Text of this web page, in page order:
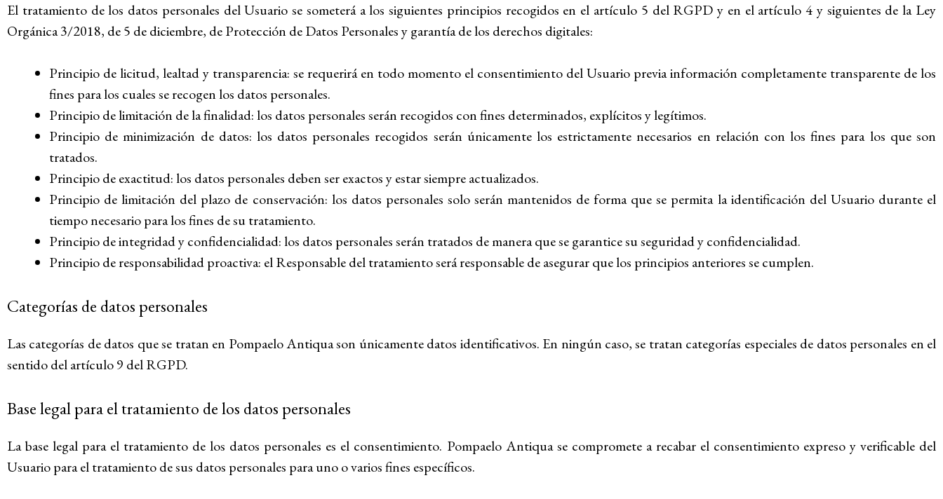
El tratamiento de los datos personales del Usuario se someterá a los siguientes principios recogidos en el artículo 5 del RGPD y en el artículo 4 y siguientes de la Ley
Orgánica 3/2018, de 5 de diciembre, de Protección de Datos Personales y garantía de los derechos digitales:
Principio de licitud, lealtad y transparencia: se requerirá en todo momento el consentimiento del Usuario previa información completamente transparente de los
fines para los cuales se recogen los datos personales.
Principio de limitación de la finalidad: los datos personales serán recogidos con fines determinados, explícitos y legítimos.
Principio de minimización de datos: los datos personales recogidos serán únicamente los estrictamente necesarios en relación con los fines para los que son
tratados.
Principio de exactitud: los datos personales deben ser exactos y estar siempre actualizados.
Principio de limitación del plazo de conservación: los datos personales solo serán mantenidos de forma que se permita la identificación del Usuario durante el
tiempo necesario para los fines de su tratamiento.
Principio de integridad y confidencialidad: los datos personales serán tratados de manera que se garantice su seguridad y confidencialidad.
Principio de responsabilidad proactiva: el Responsable del tratamiento será responsable de asegurar que los principios anteriores se cumplen.
Categorías de datos personales
Las categorías de datos que se tratan en Pompaelo Antiqua son únicamente datos identificativos. En ningún caso, se tratan categorías especiales de datos personales en el
sentido del artículo 9 del RGPD.
Base legal para el tratamiento de los datos personales
La base legal para el tratamiento de los datos personales es el consentimiento. Pompaelo Antiqua se compromete a recabar el consentimiento expreso y verificable del
Usuario para el tratamiento de sus datos personales para uno o varios fines específicos.